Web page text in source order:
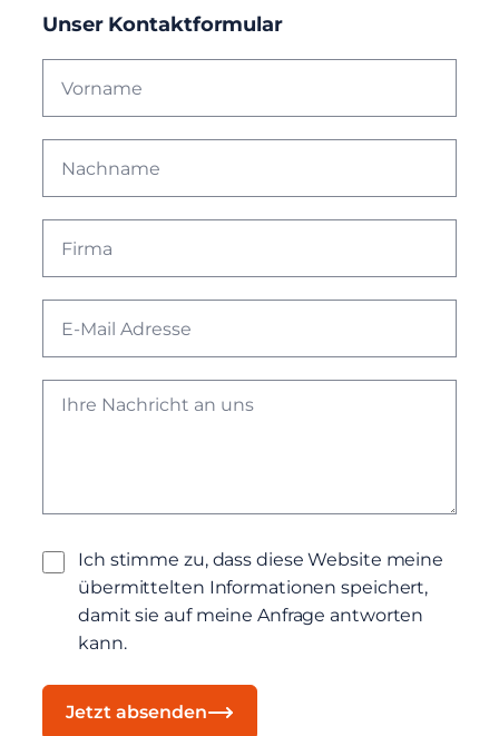
Unser Kontaktformular
Ich stimme zu, dass diese Website meine
übermittelten Informationen speichert,
damit sie auf meine Anfrage antworten
kann.
Jetzt absenden